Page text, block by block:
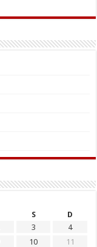
S
D
3
4
10
11